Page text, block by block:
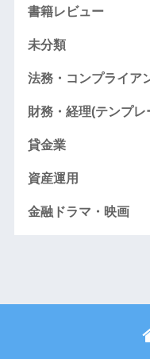
書籍レビュー
未分類
法務・コンプライア
財務・経理(テンプレ
貸金業
資産運用
金融ドラマ・映画